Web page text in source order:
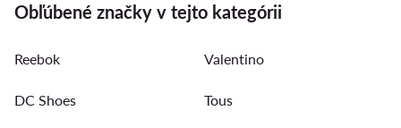
Obľúbené značky v tejto kategórii
Reebok Valentino
DC Shoes Tous